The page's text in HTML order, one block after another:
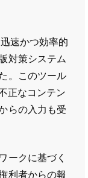
速かつ効率的
対策システム
。このツール
正なコンテン
らの入力も受
ークに基づく
利者からの報